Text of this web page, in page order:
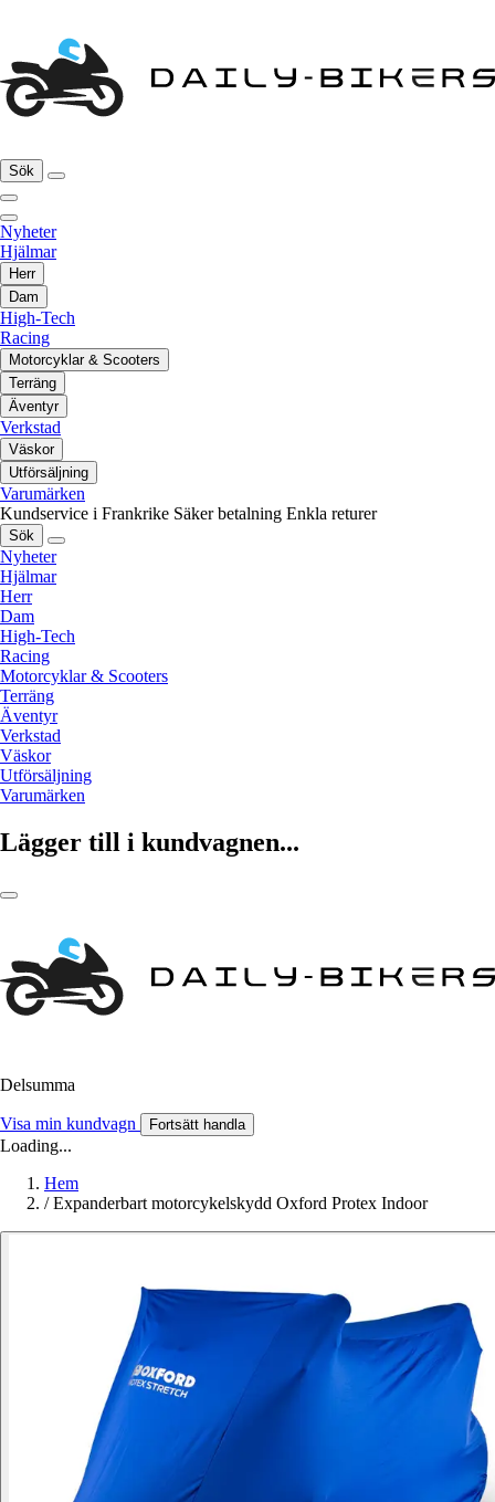
Sök
Nyheter
Hjälmar
Herr
Dam
High-Tech
Racing
Motorcyklar & Scooters
Terräng
Äventyr
Verkstad
Väskor
Utförsäljning
Varumärken
Kundservice i Frankrike Säker betalning Enkla returer
Sök
Nyheter
Hjälmar
Herr
Dam
High-Tech
Racing
Motorcyklar & Scooters
Terräng
Äventyr
Verkstad
Väskor
Utförsäljning
Varumärken
Lägger till i kundvagnen...
Delsumma
Visa min kundvagn Fortsätt handla
Loading...
Hem
/ Expanderbart motorcykelskydd Oxford Protex Indoor